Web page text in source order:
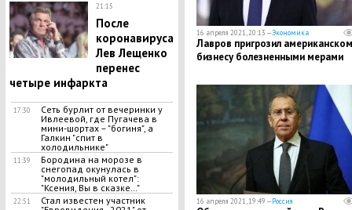
21:15
После
коронавируса
Лев Лещенко
перенес
четыре инфаркта
17:30
Сеть бурлит от вечеринки у
Ивлеевой, где Пугачева в
мини-шортах – "богиня", а
Галкин "спит в
холодильнике"
11:39
Бородина на морозе в
снегопад окунулась в
"молодильный котел":
"Ксения, Вы в сказке…"
22:51
Стал известен участник
16 апреля 2021, 20:13 —Экономика
Лавров пригрозил
бизнесу болезненными мерами
16 апреля 2021, 19:49 —Россия